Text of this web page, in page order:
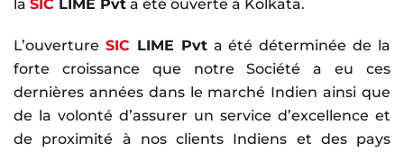
la SIC LIME Pvt a été ouverte à Kolkata.
L’ouverture SIC LIME Pvta été déterminée de la
forte croissance que notre Société a eu ces
dernières années dans le marché Indien ainsi que
de la volonté d’assurer un service d’excellence et
de proximité à nos clients Indiens et des pays